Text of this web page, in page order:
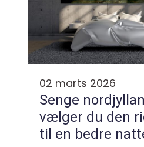
02 marts 2026
Senge nordjylland
vælger du den
til en bedre